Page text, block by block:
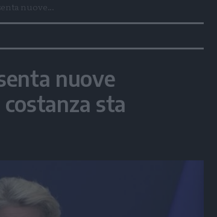
nuove...
nuove
sta